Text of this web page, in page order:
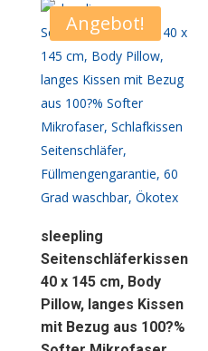
Angebot!
sleepling
Seitenschläferkissen
40 x 145 cm, Body
Pillow, langes Kissen
mit Bezug aus 100?%